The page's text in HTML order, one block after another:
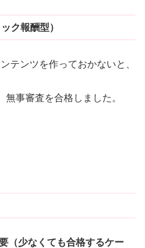
ク報酬型）
テンツを作っておかないと、
事審査を合格しました。
（少なくても合格するケー